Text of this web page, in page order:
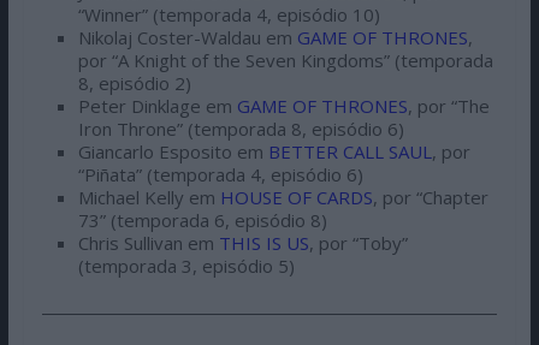
“Winner” (temporada 4, episódio 10)
Nikolaj Coster-Waldau em GAME OF THRONES,
por “A Knight of the Seven Kingdoms” (temporada
8, episódio 2)
Peter Dinklage em GAME OF THRONES, por “The
Iron Throne” (temporada 8, episódio 6)
Giancarlo Esposito em BETTER CALL SAUL , por
“Piñata” (temporada 4, episódio 6)
Michael Kelly em HOUSE OF CARDS, por “Chapter
73” (temporada 6, episódio 8)
Chris Sullivan em THIS IS US, por “Toby”
(temporada 3, episódio 5)